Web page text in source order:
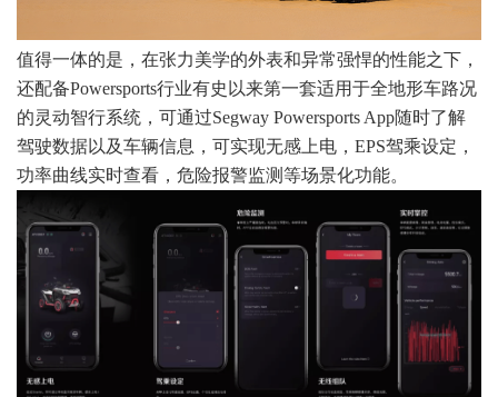
值得一体的是，在张力美学的外表和异常强悍的性能之下，
还配备Powersports行业有史以来第一套适用于全地形车路况
的灵动智行系统，可通过Segway Powersports App随时了解
驾驶数据以及车辆信息，可实现无感上电，EPS驾乘设定，
功率曲线实时查看，危险报警监测等场景化功能。